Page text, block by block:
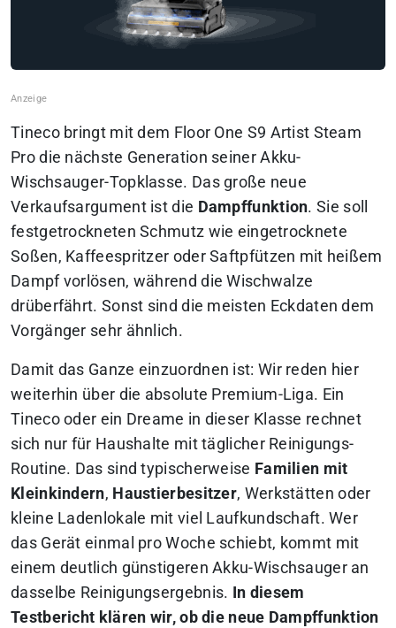
Tineco bringt mit dem Floor One S9 Artist Steam
Pro die nächste Generation seiner Akku-
Wischsauger-Topklasse. Das große neue
Verkaufsargument ist die Dampffunktion. Sie soll
festgetrockneten Schmutz wie eingetrocknete
Soßen, Kaffeespritzer oder Saftpfützen mit heißem
Dampf vorlösen, während die Wischwalze
drüberfährt. Sonst sind die meisten Eckdaten dem
Vorgänger sehr ähnlich.
Damit das Ganze einzuordnen ist: Wir reden hier
weiterhin über die absolute Premium-Liga. Ein
Tineco oder ein Dreame in dieser Klasse rechnet
sich nur für Haushalte mit täglicher Reinigungs-
Routine. Das sind typischerweise Familien mit
Kleinkindern, Haustierbesitzer, Werkstätten oder
kleine Ladenlokale mit viel Laufkundschaft. Wer
das Gerät einmal pro Woche schiebt, kommt mit
einem deutlich günstigeren Akku-Wischsauger an
dasselbe Reinigungsergebnis. In diesem
Testbericht klären wir, ob die neue Dampffunktion